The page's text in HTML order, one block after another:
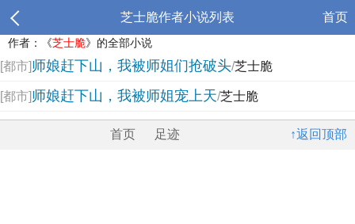
芝士脆作者小说列表 首页
作者：《芝士脆》的全部小说
[都市]师娘赶下山，我被师姐们抢破头/芝士脆
[都市]师娘赶下山，我被师姐宠上天/芝士脆
↑返回顶部
首页 足迹